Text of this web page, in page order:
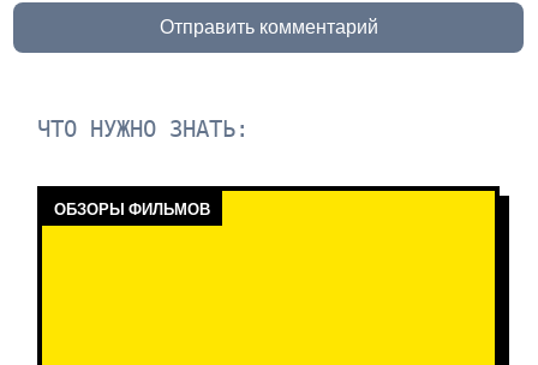
Отправить комментарий
ЧТО НУЖНО ЗНАТЬ:
ОБЗОРЫ ФИЛЬМОВ